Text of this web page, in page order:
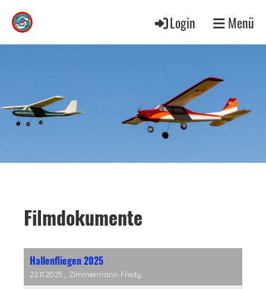
Login Menü
Filmdokumente
Hallenfliegen 2025
22.11.2025 , Zimmermann Fredy